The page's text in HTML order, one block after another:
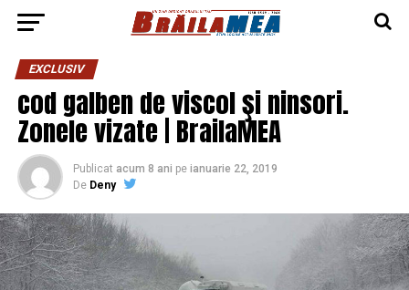
EXCLUSIV
cod galben de viscol şi ninsori.
Zonele vizate | BrailaMEA
Publicat acum 8 ani pe ianuarie 22, 2019
De Deny